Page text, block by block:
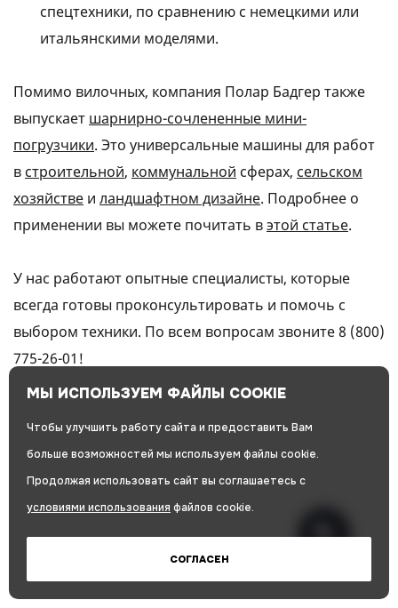
спецтехники, по сравнению с немецкими или
итальянскими моделями.
Помимо вилочных, компания Полар Бадгер также
выпускает шарнирно-сочлененные мини-
погрузчики. Это универсальные машины для работ
в строительной, коммунальной сферах, сельском
хозяйстве и ландшафтном дизайне. Подробнее о
применении вы можете почитать вэтой статье.
У нас работают опытные специалисты, которые
всегда готовы проконсультировать и помочь с
выбором техники. По всем вопросам звоните 8 (800)
775-26-01 !
МЫ ИСПОЛЬЗУЕМ ФАЙЛЫ COOKIE
Чтобы улучшить работу сайта и предоставить Вам
больше возможностей мы используем файлы cookie.
Продолжая использовать сайт вы соглашаетесь с
условиями использования файлов cookie.
СОГЛАСЕН